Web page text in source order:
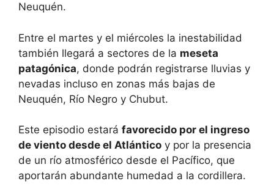
Neuquén.
Entre el martes y el miércoles la inestabilidad
también llegará a sectores de la meseta
patagónica, donde podrán registrarse lluvias y
nevadas incluso en zonas más bajas de
Neuquén, Río Negro y Chubut.
Este episodio estará favorecido por el ingreso
de viento desde el Atlántico y por la presencia
de un río atmosférico desde el Pacífico, que
aportarán abundante humedad a la cordillera.